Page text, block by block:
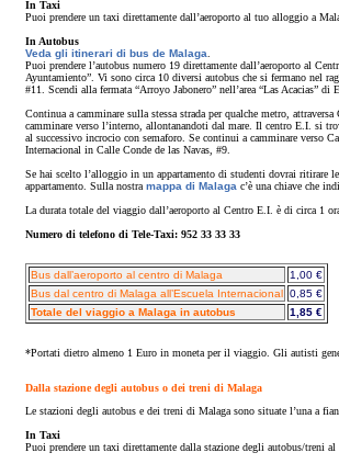
In Taxi
Puoi prendere un taxi direttamente dall’aeroporto al tuo alloggio a
In Autobus
Veda gli itinerari di bus de Malaga
Puoi prendere l’autobus numero 19 direttamente dall’aeroporto al
Ayuntamiento”. Vi sono circa 10 diversi autobus che si fermano nel
#11. Scendi alla fermata “Arroyo Jabonero” nell’area “Las Acacias” di
Continua a camminare sulla stessa strada per qualche metro,
camminare verso l’interno, allontanandoti dal mare. Il centro E.I. si
al successivo incrocio con semaforo. Se continui a camminare verso
Internacional in Calle Conde de las Navas, #9.
Se hai scelto l’alloggio in un appartamento di studenti dovrai ritirare
appartamento. Sulla nostra mappa di Malaga c’è una chiave che
La durata totale del viaggio dall’aeroporto al Centro E.I. è di circa 1
Numero di telefono di Tele-Taxi: 952 33 33 33
Bus dall’aeroporto al centro di Malaga
1,00 €
Bus dal centro di Malaga all’Escuela Internacional 0,85 €
Totale del viaggio a Malaga in autobus
1,85 €
*Portati dietro almeno 1 Euro in moneta per il viaggio. Gli autisti
Dalla stazione degli autobus o dei treni di Malaga
Le stazioni degli autobus e dei treni di Malaga sono situate l’una a
In Taxi
Puoi prendere un taxi direttamente dalla stazione degli autobus/treni